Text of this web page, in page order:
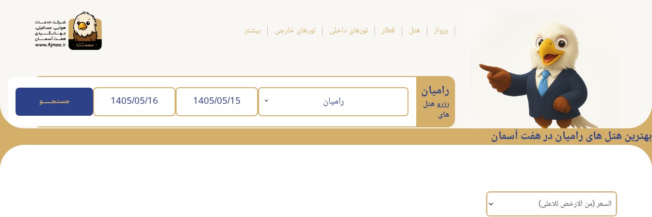
پرواز هتل قطار تورهای داخلی تورهای خارجی بیشتر
رامیان
رزرو هتل
های
رامیان جستجــــــو
بهترین هتل های رامیان در هفت آسمان